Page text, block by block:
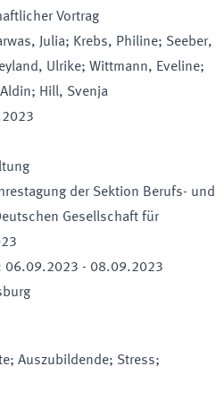
Vortrag
Julia; Krebs, Philine; Seeber,
Ulrike; Wittmann, Eveline;
Hill, Svenja
der Sektion Berufs- und
Gesellschaft für
06.09.2023 - 08.09.2023
Auszubildende; Stress;